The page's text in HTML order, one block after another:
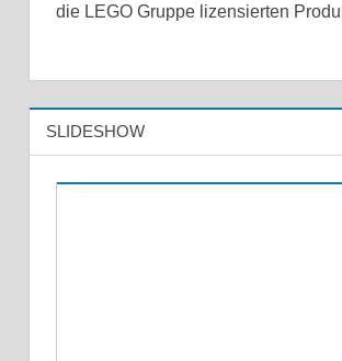
die LEGO Gruppe lizensierten
SLIDESHOW